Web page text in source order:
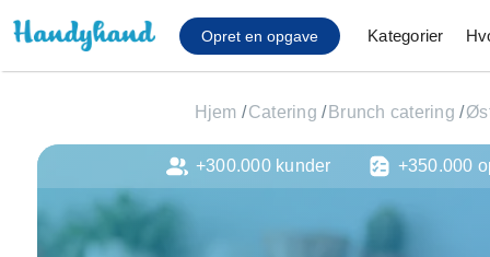
Opret en opgave Kategorier
Affaldsfjernelse
Afhentning af
Hjem /Catering / Brunch catering /
+300.000 kunder +350.000